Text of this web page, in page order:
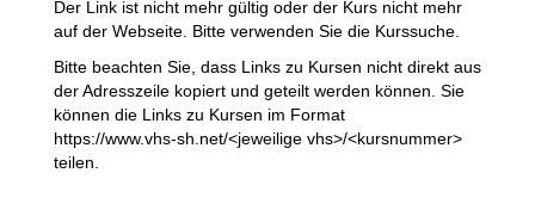
Der Link ist nicht mehr gültig oder der Kurs nicht mehr
auf der Webseite. Bitte verwenden Sie die Kurssuche.
Bitte beachten Sie, dass Links zu Kursen nicht direkt aus
der Adresszeile kopiert und geteilt werden können. Sie
können die Links zu Kursen im Format
https://www.vhs-sh.net/<jeweilige vhs>/<kursnummer>
teilen.